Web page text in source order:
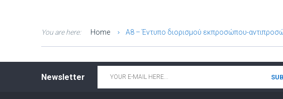
You are here: Home A8 – Έντυπο διορισμού εκπροσώπου-
Newsletter